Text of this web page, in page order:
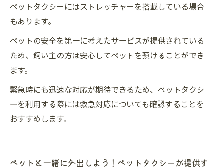
ペットタクシーにはストレッチャーを搭載している場合
もあります。
ペットの安全を第一に考えたサービスが提供されている
ため、飼い主の方は安心してペットを預けることができ
ます。
緊急時にも迅速な対応が期待できるため、ペットタクシ
ーを利用する際には救急対応についても確認することを
おすすめします。
ペットと一緒に外出しよう！ペットタクシーが提供す